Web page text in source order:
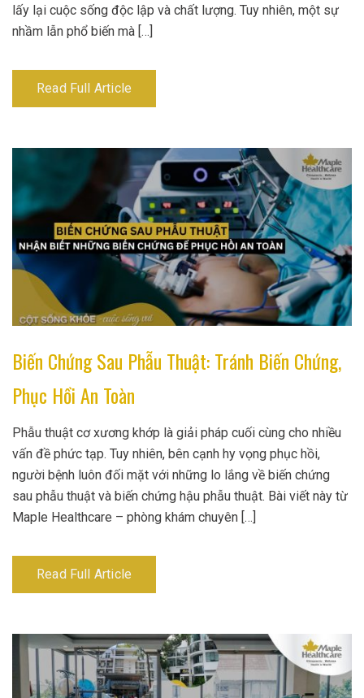
lấy lại cuộc sống độc lập và chất lượng. Tuy nhiên, một sự
nhầm lẫn phổ biến mà […]
Read Full Article
Biến Chứng Sau Phẫu Thuật: Tránh Biến Chứng,
Phục Hồi An Toàn
Phẫu thuật cơ xương khớp là giải pháp cuối cùng cho nhiều
vấn đề phức tạp. Tuy nhiên, bên cạnh hy vọng phục hồi,
người bệnh luôn đối mặt với những lo lắng về biến chứng
sau phẫu thuật và biến chứng hậu phẫu thuật. Bài viết này từ
Maple Healthcare – phòng khám chuyên […]
Read Full Article